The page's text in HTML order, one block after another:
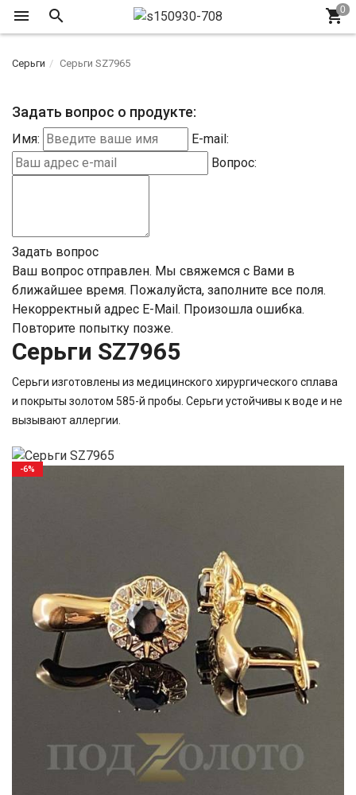
Серьги Серьги SZ7965
Задать вопрос о продукте:
Имя:
E-mail:
Вопрос:
Задать вопрос
Ваш вопрос отправлен. Мы свяжемся с Вами в
ближайшее время. Пожалуйста, заполните все поля.
Некорректный адрес E-Mail. Произошла ошибка.
Повторите попытку позже.
Серьги SZ7965
Серьги изготовлены из медицинского хирургического сплава
и покрыты золотом 585-й пробы. Серьги устойчивы к воде и не
вызывают аллергии.
-6%